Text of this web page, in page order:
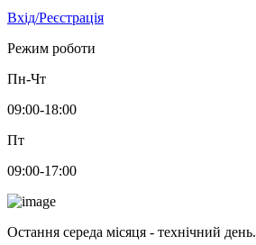
Вхід/Реєстрація
Режим роботи
Пн-Чт
09:00-18:00
Пт
09:00-17:00
Остання середа місяця - технічний день.